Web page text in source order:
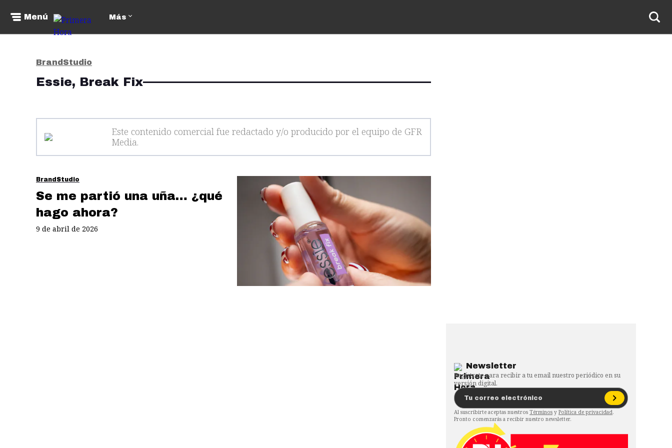
Menú Más
BrandStudio
Essie, Break Fix
Este contenido comercial fue redactado y/o producido por el equipo de GFR
Media.
BrandStudio
Se me partió una uña… ¿qué
hago ahora?
9 de abril de 2026
Newsletter
Regístrate para recibir a tu email nuestro periódico en su
versión digital.
Al suscribirte aceptas nuestros Términos y Política de privacidad.
Pronto comenzarás a recibir nuestro newsletter.